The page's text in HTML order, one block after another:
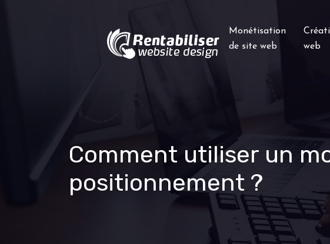
Monétisation
de site web
web
Comment utiliser un
positionnement ?